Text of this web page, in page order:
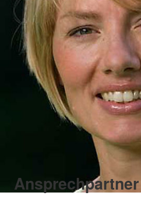
Ansprechpartner